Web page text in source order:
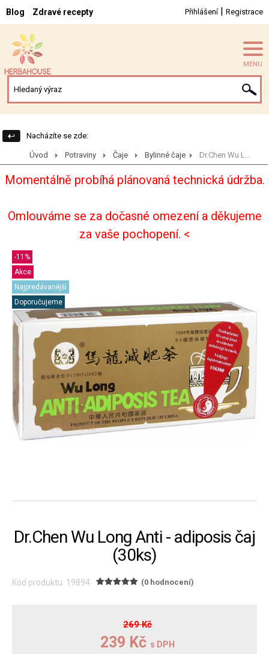
Blog Zdravé recepty Přihlášení| Registrace
MENU
Nacházíte se zde:
Úvod Potraviny Čaje Bylinné čaje Dr.Chen Wu L...
Momentálně probíhá plánovaná technická údržba.
Omlouváme se za dočasné omezení a děkujeme
za vaše pochopení. <
-11%
Akce
Najpredávanější
Doporučujeme
Dr.Chen Wu Long Anti - adiposis čaj
(30ks)
Kód produktu: 19894 (0 hodnocení)
269 Kč
239 Kč s DPH